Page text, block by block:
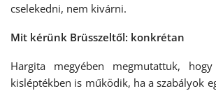
cselekedni, nem kivárni.
Mit kérünk Brüsszeltől: konkrétan
Hargita megyében megmutattuk,
kisléptékben is működik, ha a szabályok